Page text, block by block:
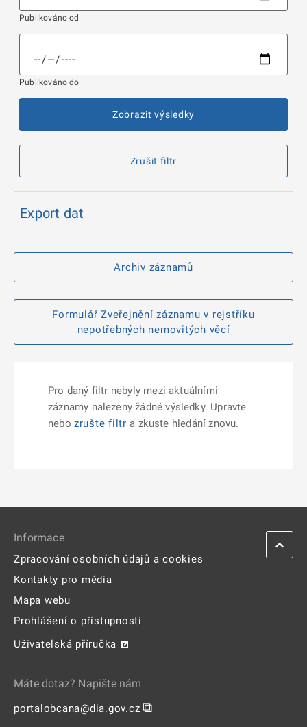
Publikováno od
Publikováno do
Zobrazit výsledky
Zrušit filtr
Export dat
Archiv záznamů
Formulář Zveřejnění záznamu v rejstříku
nepotřebných nemovitých věcí
Pro daný filtr nebyly mezi aktuálními
záznamy nalezeny žádné výsledky. Upravte
nebo zrušte filtr a zkuste hledání znovu.
Informace
Zpracování osobních údajů a cookies
Kontakty pro média
Mapa webu
Prohlášení o přístupnosti
Uživatelská příručka
Máte dotaz? Napište nám
portalobcana@dia.gov.cz ⧉